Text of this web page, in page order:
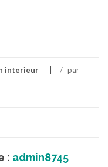
interieur / par
: admin8745